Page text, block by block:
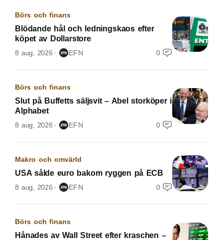
Börs och finans
Blödande hål och ledningskaos efter
köpet av Dollarstore
8 aug, 2026 EFN 0
Börs och finans
Slut på Buffetts säljsvit – Abel storköper i
Alphabet
8 aug, 2026 EFN 0
Makro och omvärld
USA sålde euro bakom ryggen på ECB
8 aug, 2026 EFN 0
Börs och finans
Hånades av Wall Street efter kraschen –